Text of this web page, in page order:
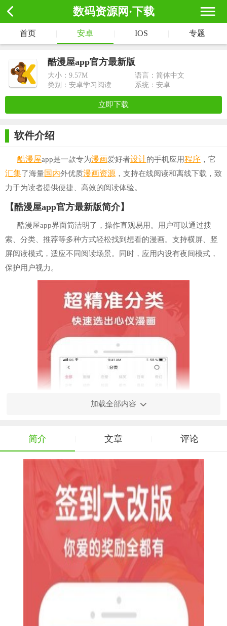
数码资源网·下载
首页 安卓 IOS 专题
酷漫屋app官方最新版
大小： 9.57M
语言：简体中文
类别：安卓学习阅读
系统：安卓
立即下载
软件介绍
酷漫屋app是一款专为漫画爱好者设计的手机应用程序 ，它
汇集了海量国内外优质漫画资源 ，支持在线阅读和离线下载，致
力于为读者提供便捷、高效的阅读体验。
【酷漫屋app官方最新版简介】
酷漫屋app界面简洁明了，操作直观易用。用户可以通过搜
索、分类、推荐等多种方式轻松找到想看的漫画。支持横屏、竖
屏阅读模式，适应不同阅读场景。同时，应用内设有夜间模式，
保护用户视力。
【酷漫屋app官方最新版技巧】
1. 快速查找：在搜索框输入关键词，即可快速找到相关漫
2. 分类浏览：通过漫画类型、作者、更新时间等分类，轻松
浏览感兴趣的漫画。
加载全部内容
简介 文章 评论